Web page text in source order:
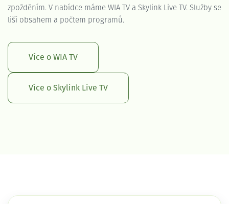
zpožděním. V nabídce máme WIA TV a Skylink Live TV. Služby se
liší obsahem a počtem programů.
Více o WIA TV
Více o Skylink Live TV